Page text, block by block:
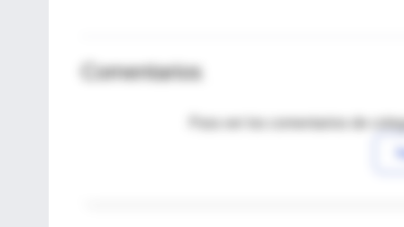
Comentarios
Para ver los comentarios de